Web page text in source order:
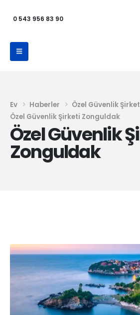
0 543 956 83 90
Ev Haberler
Özel Güvenlik
Özel Güvenlik Şirketi Zonguldak
Özel Güvenlik
Zonguldak